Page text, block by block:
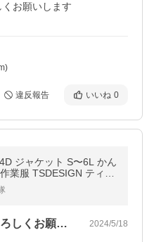
お願いします
違反報告 いいね 0
ジャケット S〜6L かん
業服 TSDESIGN ティー
作業服 ブルゾン tsdesi
また機会が有りましたらよろしくお願いし… 2024/5/18